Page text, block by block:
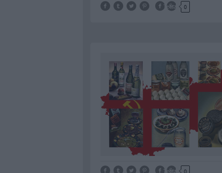
Tetszik 0
Tetszik 0